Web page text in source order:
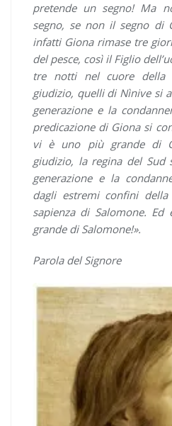
pretende un segno! Ma
segno, se non il segno di
infatti Giona rimase tre
del pesce, così il Figlio
tre notti nel cuore della
giudizio, quelli di Nìnive si
generazione e la
predicazione di Giona si
vi è uno più grande di
giudizio, la regina del Sud
generazione e la
dagli estremi confini
sapienza di Salomone.
grande di Salomone!».
Parola del Signore